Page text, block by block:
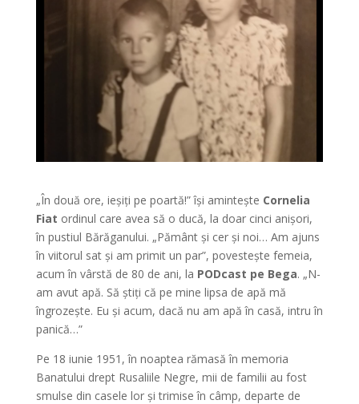
„În două ore, ieșiți pe poartă!” își amintește Cornelia
Fiat ordinul care avea să o ducă, la doar cinci anișori,
în pustiul Bărăganului. „Pământ și cer și noi… Am ajuns
în viitorul sat și am primit un par”, povestește femeia,
acum în vârstă de 80 de ani, la PODcast pe Bega. „N-
am avut apă. Să știți că pe mine lipsa de apă mă
îngrozește. Eu și acum, dacă nu am apă în casă, intru în
panică…”
Pe 18 iunie 1951, în noaptea rămasă în memoria
Banatului drept Rusaliile Negre, mii de familii au fost
smulse din casele lor și trimise în câmp, departe de